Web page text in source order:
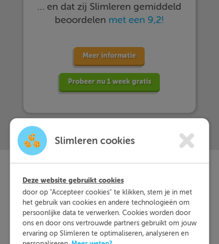
… en dat zij Slimleren gemiddeld
beoordelen met een 9,2!
Meer informatie
Probeer nu 1 week gratis
Wat isSlimlerennou
eigenlijk?
Met Slimleren oefen je online voor de vakken
Slimleren cookies
Deze website gebruikt cookies
door op "Accepteer cookies" te klikken, stem je in met
het gebruik van cookies en andere technologieën om
persoonlijke data te verwerken. Cookies worden door
ons en door ons vertrouwde partners gebruikt om jouw
ervaring op Slimleren te optimaliseren, analyseren en